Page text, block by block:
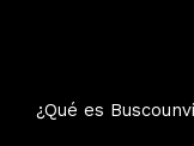
¿Qué es